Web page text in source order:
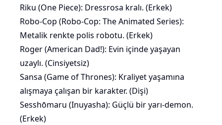
Riku (One Piece): Dressrosa kralı. (Erkek)
Robo-Cop (Robo-Cop: The Animated Series):
Metalik renkte polis robotu. (Erkek)
Roger (American Dad!): Evin içinde yaşayan
uzaylı. (Cinsiyetsiz)
Sansa (Game of Thrones): Kraliyet yaşamına
alışmaya çalışan bir karakter. (Dişi)
Sesshōmaru (Inuyasha): Güçlü bir yarı-demon.
(Erkek)